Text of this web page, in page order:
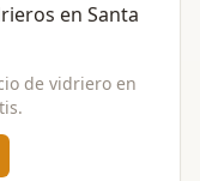
en Santa
de vidriero en